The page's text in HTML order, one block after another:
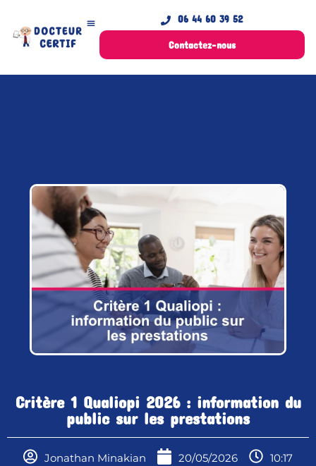
06 44 60 39 52
Contactez-nous
Critère 1 Qualiopi 2026 : information du
public sur les prestations
Jonathan Minakian 20/05/2026 10:17